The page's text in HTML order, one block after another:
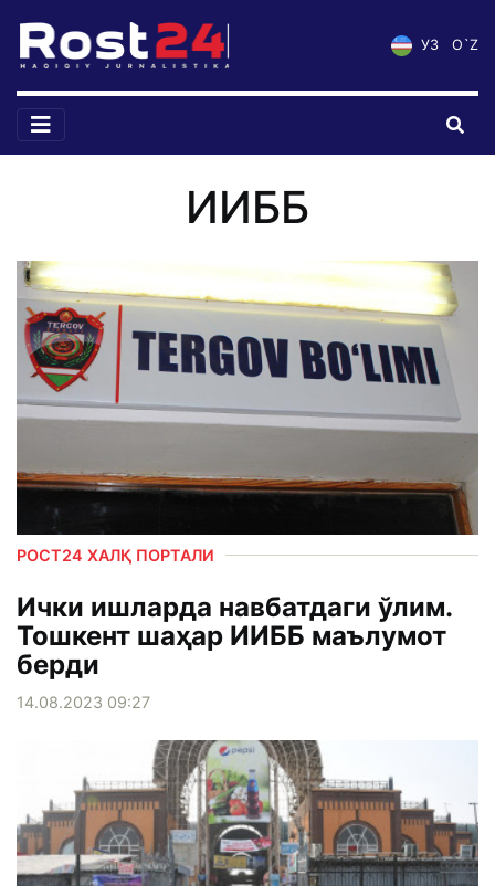
УЗ O`Z
ИИББ
РОСТ24 ХАЛҚ ПОРТАЛИ
Ички ишларда навбатдаги ўлим.
Тошкент шаҳар ИИББ маълумот
берди
14.08.2023 09:27